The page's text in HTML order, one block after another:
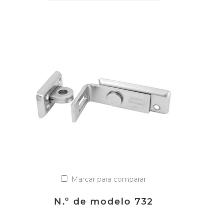
Marcar para comparar
N.º de modelo 732